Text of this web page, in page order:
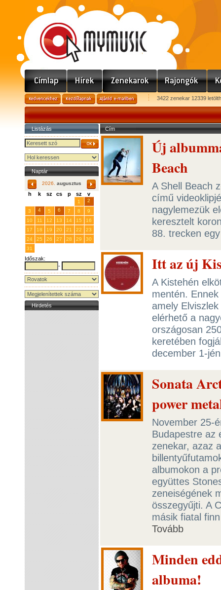
3422 zenekar 12339
Listázás
Naptár
2026. augusztus
h k sz cs p sz v
1
2
3
4 5 6 7 8
9
10
11 12 13 14 15
16
17
18 19 20 21 22
23
24
25 26 27 28 29
30
31
Időszak:
-
Hirdetés
Cím
Új
Beach
A Shell Beach
című
nagylemezük
keresztelt
88. trecken
Itt az új
A Kistehén
mentén.
amely
elérhető a
országosan
keretében
december 1-
Sonata
power
November 25-
Budapestre az
zenekar, azaz
albumokon a
együttes
zeneiségének
összegyűjti. A
másik fiatal
Tovább
Minden
albuma!